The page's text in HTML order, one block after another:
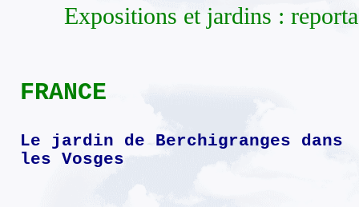
Expositions et jardins :
FRANCE
Le jardin de Berchigranges dans
les Vosges